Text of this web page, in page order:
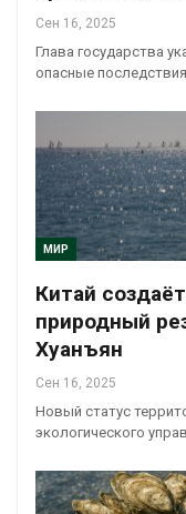
Сен 16, 2025
Глава государства
опасные последствия
МИР
Китай
природный
Хуанъян
Сен 16, 2025
Новый статус
экологического